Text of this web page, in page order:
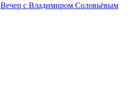
Вечер с Владимиром Соловьёвым